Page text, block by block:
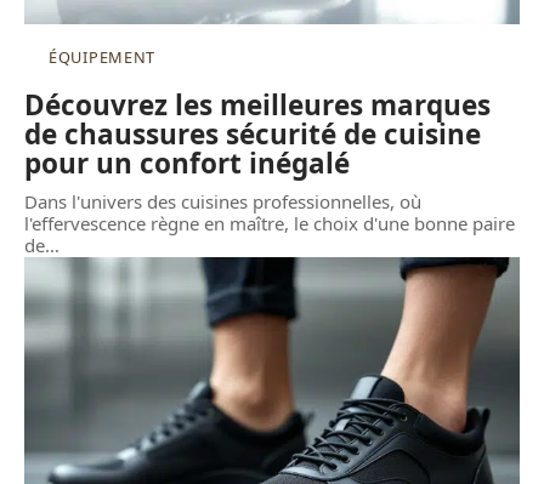
ÉQUIPEMENT
Découvrez les meilleures marques
de chaussures sécurité de cuisine
pour un confort inégalé
Dans l'univers des cuisines professionnelles, où
l'effervescence règne en maître, le choix d'une bonne paire
de…